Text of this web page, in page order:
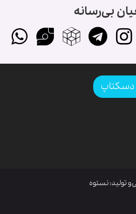
بی‌رسانه
و تولید: نستوه